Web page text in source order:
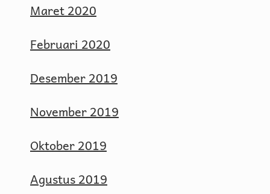
Maret 2020
Februari 2020
Desember 2019
November 2019
Oktober 2019
Agustus 2019